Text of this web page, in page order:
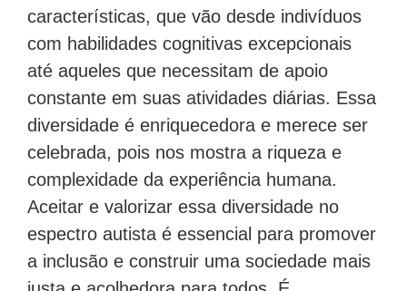
características, que vão desde indivíduos
com habilidades cognitivas excepcionais
até aqueles que necessitam de apoio
constante em suas atividades diárias. Essa
diversidade é enriquecedora e merece ser
celebrada, pois nos mostra a riqueza e
complexidade da experiência humana.
Aceitar e valorizar essa diversidade no
espectro autista é essencial para promover
a inclusão e construir uma sociedade mais